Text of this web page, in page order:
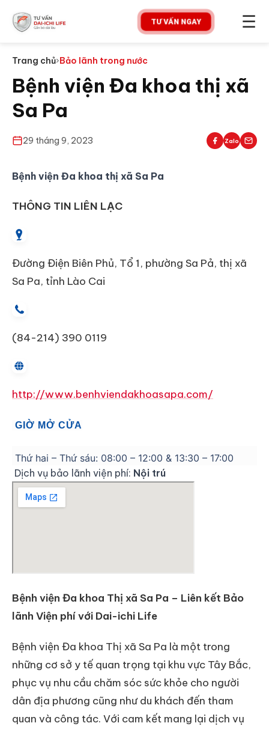
TƯ VẤN NGAY ☰
Trang chủ›Bảo lãnh trong nước
Bệnh viện Đa khoa thị xã
Sa Pa
29 tháng 9, 2023 Zalo
Bệnh viện Đa khoa thị xã Sa Pa
THÔNG TIN LIÊN LẠC
Đường Điện Biên Phủ, Tổ 1, phường Sa Pả, thị xã
Sa Pa, tỉnh Lào Cai
(84-214) 390 0119
http://www.benhviendakhoasapa.com/
GIỜ MỞ CỬA
Thứ hai – Thứ sáu: 08:00 – 12:00 & 13:30 – 17:00
Dịch vụ bảo lãnh viện phí: Nội trú
Bệnh viện Đa khoa Thị xã Sa Pa – Liên kết Bảo
lãnh Viện phí với Dai-ichi Life
Bệnh viện Đa khoa Thị xã Sa Pa là một trong
những cơ sở y tế quan trọng tại khu vực Tây Bắc,
phục vụ nhu cầu chăm sóc sức khỏe cho người
dân địa phương cũng như du khách đến tham
quan và công tác. Với cam kết mang lại dịch vụ